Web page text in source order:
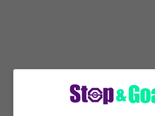
Oltre a Riccardo Orsolini
piace molto alla